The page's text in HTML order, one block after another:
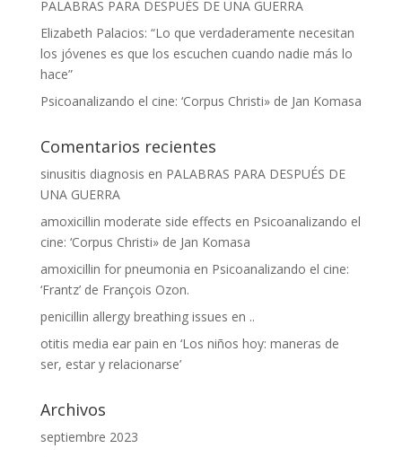
PALABRAS PARA DESPUÉS DE UNA GUERRA
Elizabeth Palacios: “Lo que verdaderamente necesitan
los jóvenes es que los escuchen cuando nadie más lo
hace”
Psicoanalizando el cine: ‘Corpus Christi» de Jan Komasa
Comentarios recientes
sinusitis diagnosis en PALABRAS PARA DESPUÉS DE
UNA GUERRA
amoxicillin moderate side effects en Psicoanalizando el
cine: ‘Corpus Christi» de Jan Komasa
amoxicillin for pneumonia en Psicoanalizando el cine:
‘Frantz’ de François Ozon.
penicillin allergy breathing issues en ..
otitis media ear pain en ‘Los niños hoy: maneras de
ser, estar y relacionarse’
Archivos
septiembre 2023